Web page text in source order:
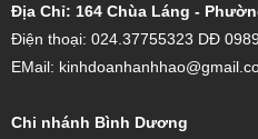
Địa Chỉ: 164 Chùa Láng -
Điện thoại: 024.37755323 DĐ
EMail:
Chi nhánh Bình Dương